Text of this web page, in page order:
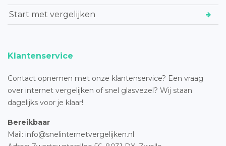
Start met vergelijken
Klantenservice
Contact opnemen met onze klantenservice? Een vraag
over internet vergelijken of snel glasvezel? Wij staan
dagelijks voor je klaar!
Bereikbaar
Mail: info@snelinternetvergelijken.nl